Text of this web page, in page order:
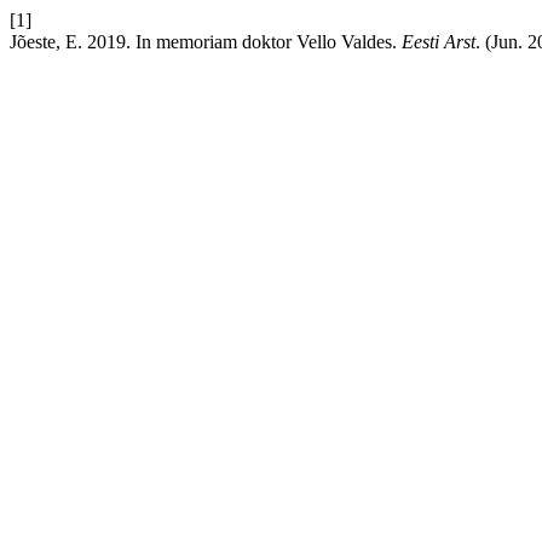
[1]
Jõeste, E. 2019. In memoriam doktor Vello Valdes. Eesti Arst. (Jun.